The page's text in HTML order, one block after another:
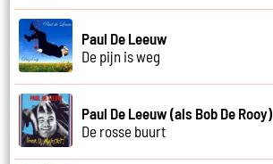
Paul De Leeuw
De pijn is weg
Paul De Leeuw (als Bob De Rooy)
De rosse buurt